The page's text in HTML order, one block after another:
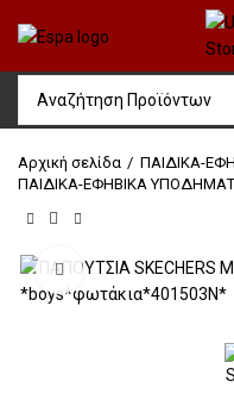
Αρχική σελίδα
ΠΑΙΔΙΚΑ-
ΠΑΙΔΙΚΑ-ΕΦΗΒΙΚΑ
Click to enlarge